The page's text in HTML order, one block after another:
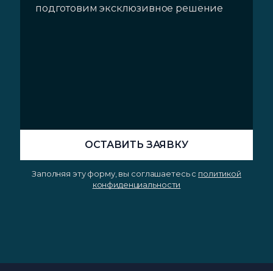
Заполняя эту форму, вы соглашаетесь с политикой
конфиденциальности